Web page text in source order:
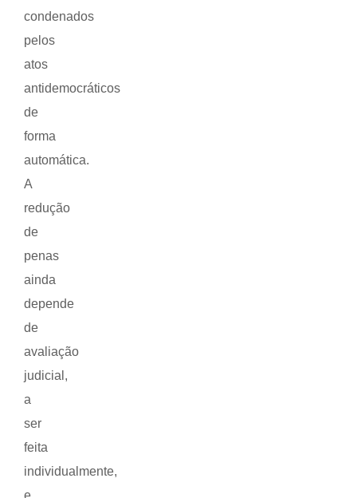
condenados
pelos
atos
antidemocráticos
de
forma
automática.
A
redução
de
penas
ainda
depende
de
avaliação
judicial,
a
ser
feita
individualmente,
e